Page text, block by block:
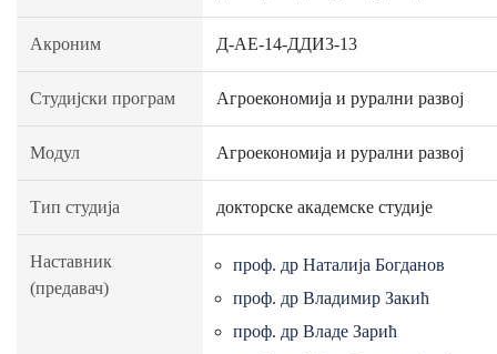
Акроним Д-АЕ-14-ДДИ3-13
Студијски програм Агроекономија и рурални развој
Модул Агроекономија и рурални развој
Тип студија докторске академске студије
Наставник
(предавач)
проф. др Наталија Богданов
проф. др Владимир Закић
проф. др Владе Зарић